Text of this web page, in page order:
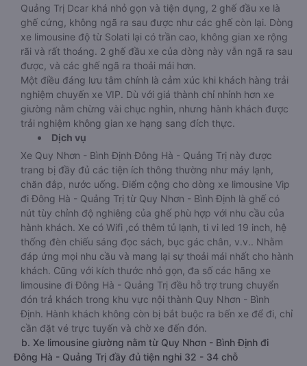
Quảng Trị Dcar khá nhỏ gọn và tiện dụng, 2 ghế đầu xe là
ghế cứng, không ngã ra sau được như các ghế còn lại. Dòng
xe limousine độ từ Solati lại có trần cao, không gian xe rộng
rãi và rất thoáng. 2 ghế đầu xe của dòng này vẫn ngã ra sau
được, và các ghế ngã ra thoải mái hơn.
Một điều đáng lưu tâm chính là cảm xúc khi khách hàng trải
nghiệm chuyến xe VIP. Dù với giá thành chỉ nhỉnh hơn xe
giường nằm chừng vài chục nghìn, nhưng hành khách được
trải nghiệm không gian xe hạng sang đích thực.
Dịch vụ
Xe Quy Nhơn - Bình Định Đông Hà - Quảng Trị này được
trang bị đầy đủ các tiện ích thông thường như máy lạnh,
chăn đắp, nước uống. Điểm cộng cho dòng xe limousine Vip
đi Đông Hà - Quảng Trị từ Quy Nhơn - Bình Định là ghế có
nút tùy chỉnh độ nghiêng của ghế phù hợp với nhu cầu của
hành khách. Xe có Wifi ,có thêm tủ lạnh, ti vi led 19 inch, hệ
thống đèn chiếu sáng đọc sách, bục gác chân, v.v.. Nhằm
đáp ứng mọi nhu cầu và mang lại sự thoải mái nhất cho hành
khách. Cũng với kích thước nhỏ gọn, đa số các hãng xe
limousine đi Đông Hà - Quảng Trị đều hỗ trợ trung chuyển
đón trả khách trong khu vực nội thành Quy Nhơn - Bình
Định. Hành khách không còn bị bắt buộc ra bến xe để đi, chỉ
cần đặt vé trực tuyến và chờ xe đến đón.
b. Xe limousine giường nằm từ Quy Nhơn - Bình Định đi
Đông Hà - Quảng Trị đầy đủ tiện nghi 32 - 34 chỗ